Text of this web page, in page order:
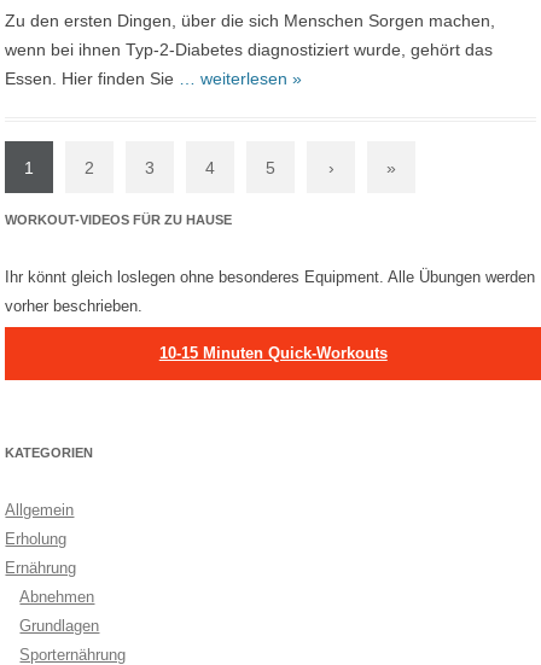
Zu den ersten Dingen, über die sich Menschen Sorgen machen,
wenn bei ihnen Typ-2-Diabetes diagnostiziert wurde, gehört das
Essen. Hier finden Sie
… weiterlesen »
1 2 3 4 5 › »
WORKOUT-VIDEOS FÜR ZU HAUSE
Ihr könnt gleich loslegen ohne besonderes Equipment. Alle Übungen werden
vorher beschrieben.
10-15 Minuten Quick-Workouts
KATEGORIEN
Allgemein
Erholung
Ernährung
Abnehmen
Grundlagen
Sporternährung